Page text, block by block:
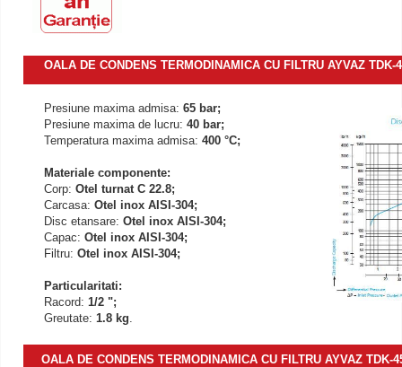
OALA DE CONDENS TERMODINAMICA CU FILTRU AYVAZ TDK-
Presiune maxima admisa: 65 bar;
Presiune maxima de lucru: 40 bar;
Temperatura maxima admisa: 400 °C;
Materiale componente:
Corp: Otel turnat C 22.8;
Carcasa: Otel inox AISI-304;
Disc etansare: Otel inox AISI-304;
Capac: Otel inox AISI-304;
Filtru: Otel inox AISI-304;
Particularitati:
Racord: 1/2 ";
Greutate: 1.8 kg.
OALA DE CONDENS TERMODINAMICA CU FILTRU AYVAZ TDK-